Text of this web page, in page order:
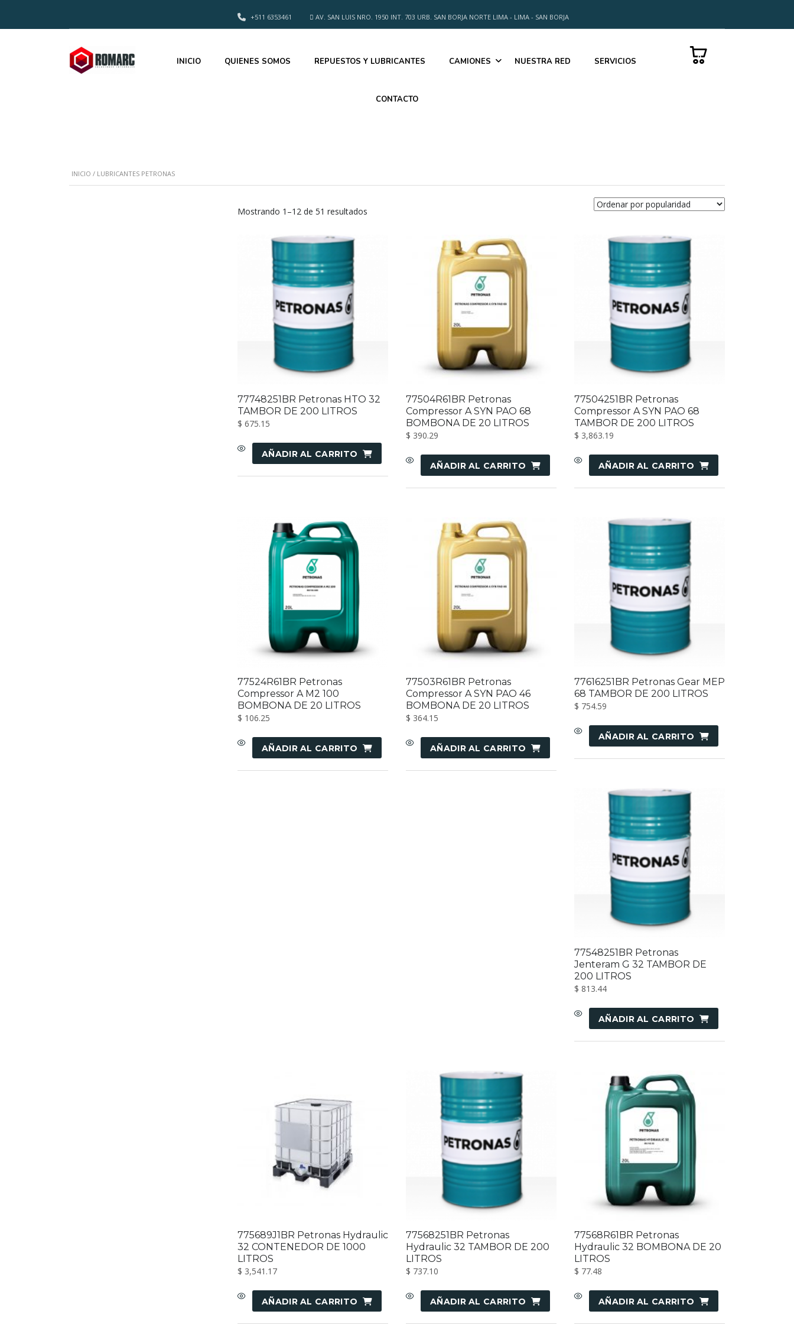
AV. SAN LUIS NRO. 1950 INT. 703 URB. SAN BORJA NORTE LIMA - LIMA - SAN BORJA
+511 6353461
0
INICIO QUIENES SOMOS REPUESTOS Y LUBRICANTES CAMIONES NUESTRA RED SERVICIOS
CONTACTO
INICIO / LUBRICANTES PETRONAS
Mostrando 1–12 de 51 resultados
77748251BR Petronas HTO 32
TAMBOR DE 200 LITROS
$ 675.15
AÑADIR AL CARRITO
77504R61BR Petronas
Compressor A SYN PAO 68
BOMBONA DE 20 LITROS
$ 390.29
AÑADIR AL CARRITO
77504251BR Petronas
Compressor A SYN PAO 68
TAMBOR DE 200 LITROS
$ 3,863.19
AÑADIR AL CARRITO
77524R61BR Petronas
Compressor A M2 100
BOMBONA DE 20 LITROS
$ 106.25
AÑADIR AL CARRITO
77503R61BR Petronas
Compressor A SYN PAO 46
BOMBONA DE 20 LITROS
$ 364.15
AÑADIR AL CARRITO
77616251BR Petronas Gear MEP
68 TAMBOR DE 200 LITROS
$ 754.59
AÑADIR AL CARRITO
77548251BR Petronas
Jenteram G 32 TAMBOR DE
200 LITROS
$ 813.44
AÑADIR AL CARRITO
775689J1BR Petronas Hydraulic
32 CONTENEDOR DE 1000
LITROS
$ 3,541.17
AÑADIR AL CARRITO
77568251BR Petronas
Hydraulic 32 TAMBOR DE 200
LITROS
$ 737.10
AÑADIR AL CARRITO
77568R61BR Petronas
Hydraulic 32 BOMBONA DE 20
LITROS
$ 77.48
AÑADIR AL CARRITO